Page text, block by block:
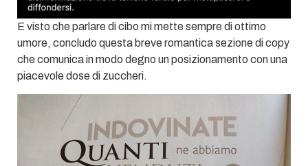
E visto che parlare di cibo mi mette sempre di ottimo
umore, concludo questa breve romantica sezione di copy
che comunica in modo degno un posizionamento con una
piacevole dose di zuccheri.